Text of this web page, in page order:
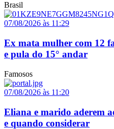
Brasil
07/08/2026 às 11:29
Ex mata mulher com 12
e pula do 15° andar
Famosos
07/08/2026 às 11:20
Eliana e marido aderem
e quando considerar